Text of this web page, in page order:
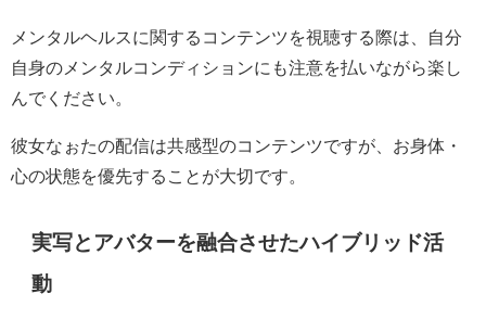
メンタルヘルスに関するコンテンツを視聴する際は、自分
自身のメンタルコンディションにも注意を払いながら楽し
んでください。
彼女なぉたの配信は共感型のコンテンツですが、お身体・
心の状態を優先することが大切です。
実写とアバターを融合させたハイブリッド活
動